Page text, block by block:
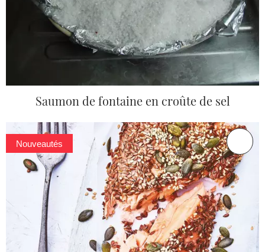
Saumon de fontaine en croûte de sel
Nouveautés